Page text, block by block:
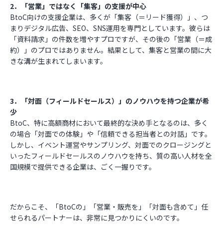
2．「営業」ではなく「集客」の支援が中心
BtoC向けの支援企業は、多くが「集客（＝リード獲得）」、つ
まりデジタル広告、SEO、SNS運用を専門としています。彼らは
「資料請求」の件数を増やすプロですが、その後の「営業（＝成
約）」のプロではありません。結果として、集客と営業の間に大
きな溝が生まれてしまいます。
3．「対面（フィールドセールス）」のノウハウを持つ企業が希
少
BtoC、特に高額商材において最終的な決め手となるのは、多く
の場合「対面での体験」や「信頼できる担当者との対話」です。
しかし、イベント運営やサンプリング、対面でのクロージングと
いったフィールドセールスのノウハウを持ち、質の高い人材を全
国規模で提供できる企業は、ごく一握りです。
だからこそ、「BtoCの」「営業・販売を」「対面も含めて」任
せられるパートナーは、非常に見つかりにくいのです。